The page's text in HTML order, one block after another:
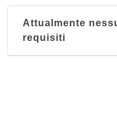
Attualmente
requisiti